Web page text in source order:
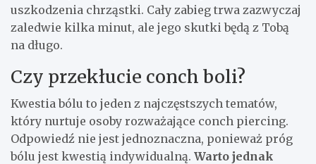
uszkodzenia chrząstki. Cały zabieg trwa zazwyczaj
zaledwie kilka minut, ale jego skutki będą z Tobą
na długo.
Czy przekłucie conch boli?
Kwestia bólu to jeden z najczęstszych tematów,
który nurtuje osoby rozważające conch piercing.
Odpowiedź nie jest jednoznaczna, ponieważ próg
bólu jest kwestią indywidualną. Warto jednak